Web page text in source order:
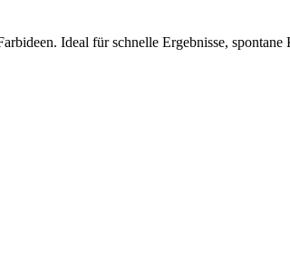
Ideal für schnelle Ergebnisse, spontane